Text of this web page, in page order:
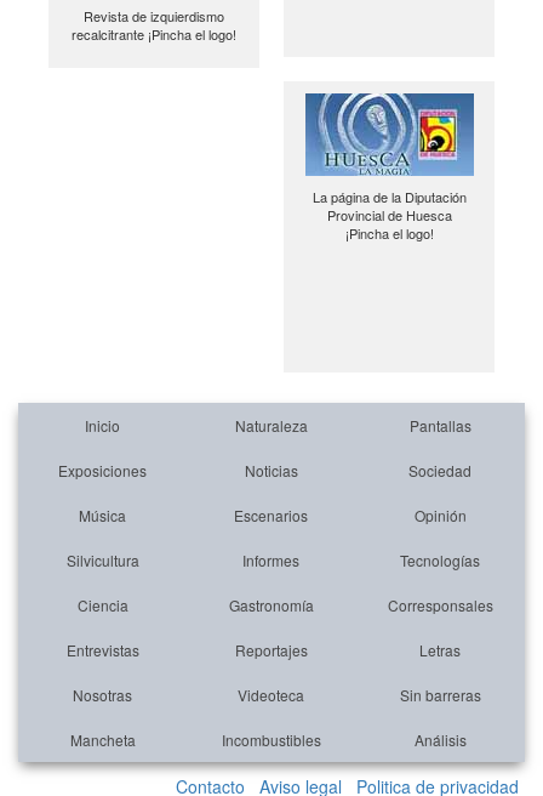
Revista de izquierdismo
recalcitrante ¡Pincha el logo!
La página de la Diputación
Provincial de Huesca
¡Pincha el logo!
Inicio Naturaleza Pantallas
Exposiciones Noticias Sociedad
Música Escenarios Opinión
Silvicultura Informes Tecnologías
Ciencia Gastronomía Corresponsales
Entrevistas Reportajes Letras
Nosotras Videoteca Sin barreras
Mancheta Incombustibles Análisis
Contacto Aviso legal Politica de privacidad